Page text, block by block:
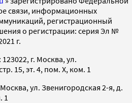
связи, информационных
регистрационный
о регистрации: серия Эл №
г.
г. Москва, ул.
15, эт. 4, пом. X, ком. 1
ул. Звенигородская 2-я, д.
1